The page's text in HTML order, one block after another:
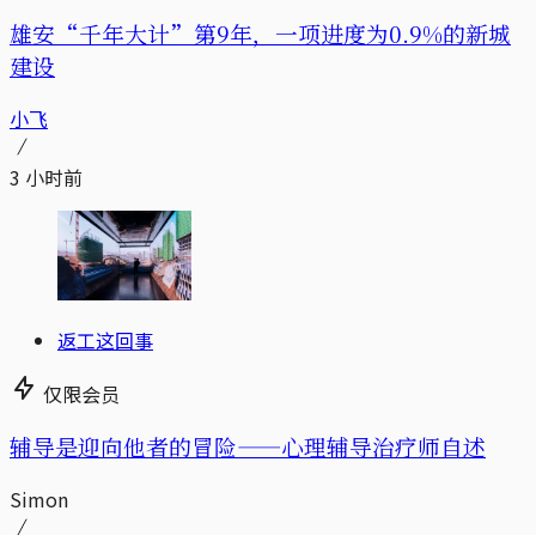
雄安“千年大计”第9年，一项进度为0.9%的新城
建设
小飞
3 小时前
返工这回事
仅限会员
辅导是迎向他者的冒险——心理辅导治疗师自述
Simon